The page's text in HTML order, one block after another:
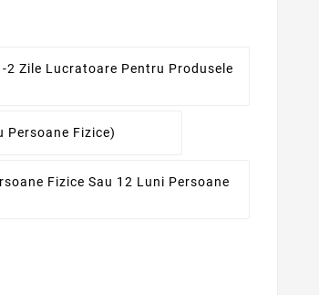
2 Zile Lucratoare Pentru Produsele
Persoane Fizice)
Fizice Sau 12 Luni Persoane